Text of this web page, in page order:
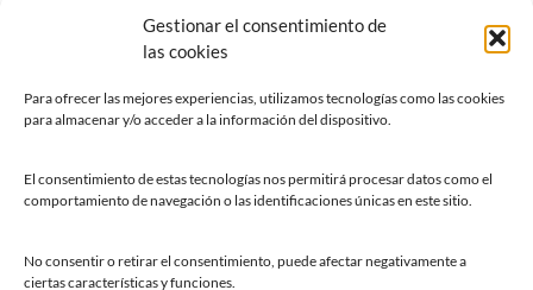
Gestionar el consentimiento de
las cookies
Para ofrecer las mejores experiencias, utilizamos tecnologías como las cookies
para almacenar y/o acceder a la información del dispositivo.
El consentimiento de estas tecnologías nos permitirá procesar datos como el
comportamiento de navegación o las identificaciones únicas en este sitio.
No consentir o retirar el consentimiento, puede afectar negativamente a
ciertas características y funciones.
Horarios y contacto
Teléfonos de interés
Chatbot Siero
SEDES ELECTRÓNICAS
Sede del Ayuntamiento de Siero